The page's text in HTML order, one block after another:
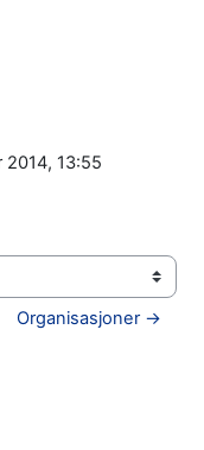
13:55
Organisasjoner →